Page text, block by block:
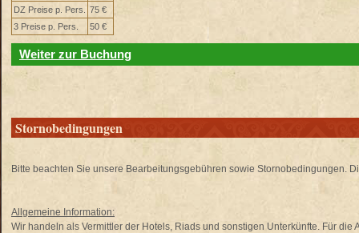
DZ Preise p. Pers.
75 €
3 Preise p. Pers.
50 €
Weiter zur Buchung
Stornobedingungen
Bitte beachten Sie unsere Bearbeitungsgebühren sowie Stornobedingungen.
Allgemeine Information:
Wir handeln als Vermittler der Hotels, Riads und sonstigen Unterkünfte. Für